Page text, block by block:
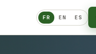
Français
FR EN ES